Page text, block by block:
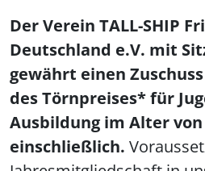
Der Verein TALL-SHIP
Deutschland e.V. mit
gewährt einen
des Törnpreises* für
Ausbildung im Alter von
einschließlich.